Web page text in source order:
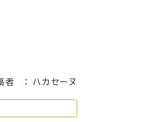
者 ： ハカセーヌ